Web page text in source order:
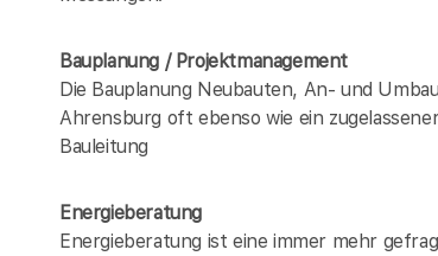
Bauplanung / Projektmanagement
Die Bauplanung Neubauten, An- und
Ahrensburg oft ebenso wie ein
Bauleitung
Energieberatung
Energieberatung ist eine immer mehr